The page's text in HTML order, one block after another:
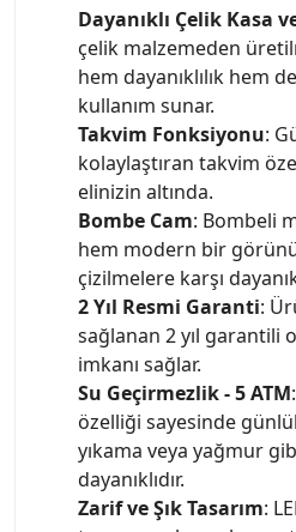
Dayanıklı Çelik Kasa
çelik malzemeden
hem dayanıklılık hem
kullanım sunar.
Takvim Fonksiyonu:
kolaylaştıran takvim
elinizin altında.
Bombe Cam: Bombeli
hem modern bir
çizilmelere karşı
2 Yıl Resmi Garanti:
sağlanan 2 yıl garantili
imkanı sağlar.
Su Geçirmezlik - 5 ATM
özelliği sayesinde
yıkama veya yağmur
dayanıklıdır.
Zarif ve Şık Tasarım: